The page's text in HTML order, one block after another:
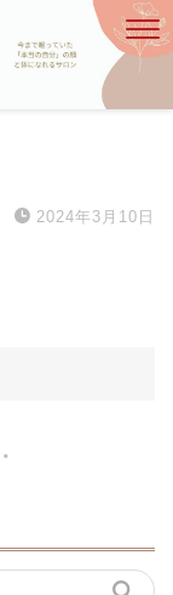
2024年3月10日